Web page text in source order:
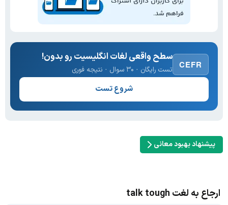
CEFR
سطح واقعی لغات انگلیسیت رو بدون!
تست رایگان · ۳۰ سوال · نتیجه فوری
شروع تست
پیشنهاد بهبود معانی
ارجاع به لغت talk tough